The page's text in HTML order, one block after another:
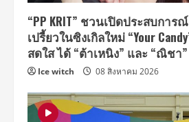
“PP KRIT” ชวนเปิดประสบกา
เปรี้ยวในซิงเกิลใหม่ “Your
สดใส ได้ “ต้าเหนิง” และ “ณิชา
Ice witch 08 สิงหาคม 2026